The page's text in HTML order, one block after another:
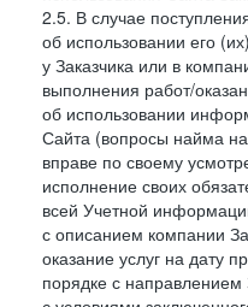
2.5. В случае
об использовании его
у Заказчика или в
выполнения работ/
об использовании
Сайта (вопросы найма
вправе по своему
исполнение своих
всей Учетной
с описанием компании
оказание услуг на дату
порядке с направлением